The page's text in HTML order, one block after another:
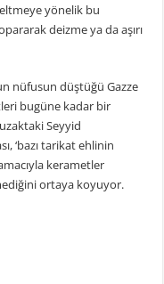
yönelik bu
deizme ya da aşırı
nüfusun düştüğü Gazze
bugüne kadar bir
Seyyid
‘bazı tarikat ehlinin
kerametler
ortaya koyuyor.